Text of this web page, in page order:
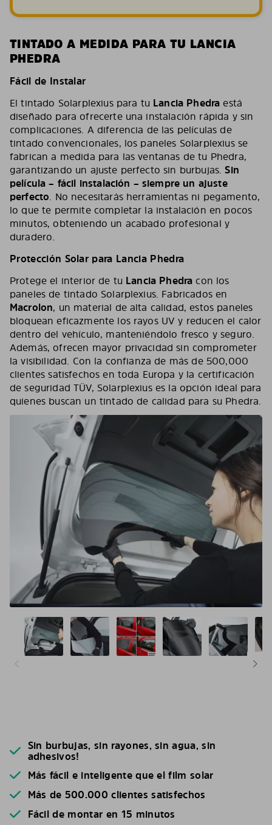
TINTADO A MEDIDA PARA TU LANCIA
PHEDRA
Fácil de Instalar
El tintado Solarplexius para tu Lancia Phedra está
diseñado para ofrecerte una instalación rápida y sin
complicaciones. A diferencia de las películas de
tintado convencionales, los paneles Solarplexius se
fabrican a medida para las ventanas de tu Phedra,
garantizando un ajuste perfecto sin burbujas.Sin
película – fácil instalación – siempre un ajuste
perfecto. No necesitarás herramientas ni pegamento,
lo que te permite completar la instalación en pocos
minutos, obteniendo un acabado profesional y
duradero.
Protección Solar para Lancia Phedra
Protege el interior de tu Lancia Phedra con los
paneles de tintado Solarplexius. Fabricados en
Macrolon, un material de alta calidad, estos paneles
bloquean eficazmente los rayos UV y reducen el calor
dentro del vehículo, manteniéndolo fresco y seguro.
Además, ofrecen mayor privacidad sin comprometer
la visibilidad. Con la confianza de más de 500,000
clientes satisfechos en toda Europa y la certificación
de seguridad TÜV, Solarplexius es la opción ideal para
quienes buscan un tintado de calidad para su Phedra.
Sin burbujas, sin rayones, sin agua, sin
adhesivos!
Más fácil e inteligente que el film solar
Más de 500.000 clientes satisfechos
Fácil de montar en 15 minutos